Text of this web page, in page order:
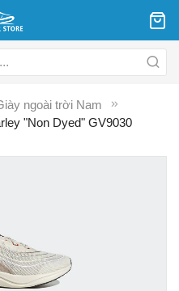
ngoài trời Nam
"Non Dyed" GV9030